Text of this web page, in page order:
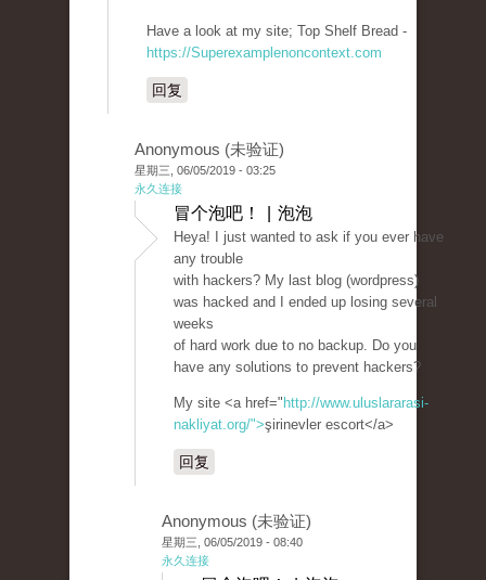
Have a look at my site; Top Shelf Bread -
https://Superexamplenoncontext.com
回复
Anonymous (未验证)
星期三, 06/05/2019 - 03:25
永久连接
冒个泡吧！ | 泡泡
Heya! I just wanted to ask if you ever have
any trouble
with hackers? My last blog (wordpress)
was hacked and I ended up losing several
weeks
of hard work due to no backup. Do you
have any solutions to prevent hackers?
My site <a href=" http://www.uluslararasi-
nakliyat.org/">şirinevler escort</a>
回复
Anonymous (未验证)
星期三, 06/05/2019 - 08:40
永久连接